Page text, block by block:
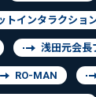
トインタラクショ
浅田元会長
RO-MAN